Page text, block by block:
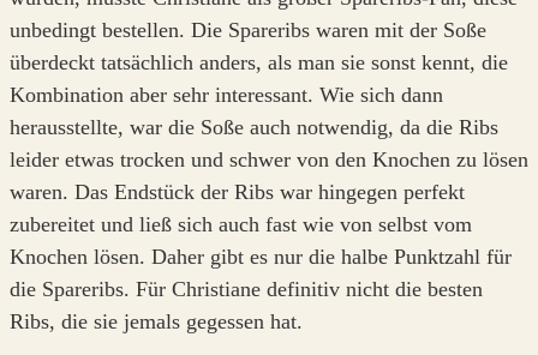
unbedingt bestellen. Die Spareribs waren mit der Soße
überdeckt tatsächlich anders, als man sie sonst kennt, die
Kombination aber sehr interessant. Wie sich dann
herausstellte, war die Soße auch notwendig, da die Ribs
leider etwas trocken und schwer von den Knochen zu lösen
waren. Das Endstück der Ribs war hingegen perfekt
zubereitet und ließ sich auch fast wie von selbst vom
Knochen lösen. Daher gibt es nur die halbe Punktzahl für
die Spareribs. Für Christiane definitiv nicht die besten
Ribs, die sie jemals gegessen hat.